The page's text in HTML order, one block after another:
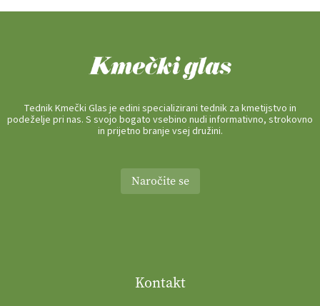
Tednik Kmečki Glas je edini specializirani tednik za kmetijstvo in
podeželje pri nas. S svojo bogato vsebino nudi informativno, strokovno
in prijetno branje vsej družini.
Naročite se
Kontakt